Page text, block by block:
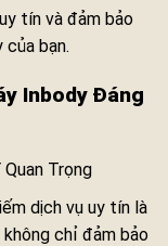
tín và đảm bảo
của bạn.
Inbody Đáng
dịch vụ uy tín là
chỉ đảm bảo